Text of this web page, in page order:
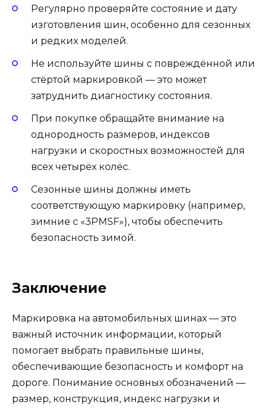
Регулярно проверяйте состояние и дату
изготовления шин, особенно для сезонных
и редких моделей.
Не используйте шины с повреждённой или
стёртой маркировкой — это может
затруднить диагностику состояния.
При покупке обращайте внимание на
однородность размеров, индексов
нагрузки и скоростных возможностей для
всех четырёх колёс.
Сезонные шины должны иметь
соответствующую маркировку (например,
зимние с «3PMSF»), чтобы обеспечить
безопасность зимой.
Заключение
Маркировка на автомобильных шинах — это
важный источник информации, который
помогает выбрать правильные шины,
обеспечивающие безопасность и комфорт на
дороге. Понимание основных обозначений —
размер, конструкция, индекс нагрузки и